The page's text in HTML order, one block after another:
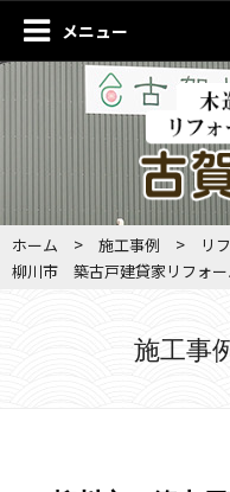
メニュー
ホーム > 施工事例 > リ
柳川市 築古戸建貸家リフォ
施工事